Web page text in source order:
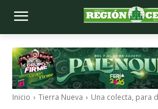
Inicio Tierra Nueva Una colecta, para